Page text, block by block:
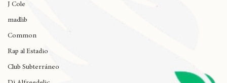
Wynne
J Cole
madlib
Common
Rap al Estadio